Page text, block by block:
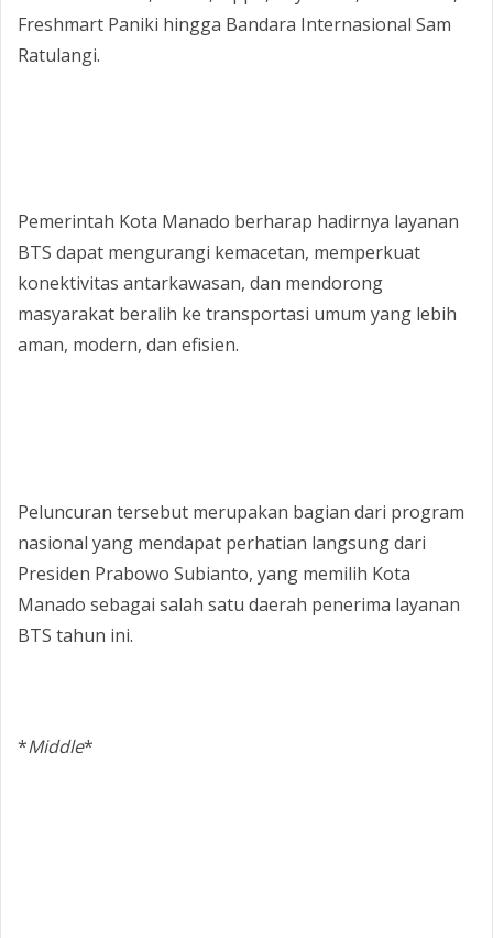
Freshmart Paniki hingga Bandara Internasional Sam
Ratulangi.
‎Pemerintah Kota Manado berharap hadirnya layanan
BTS dapat mengurangi kemacetan, memperkuat
konektivitas antarkawasan, dan mendorong
masyarakat beralih ke transportasi umum yang lebih
aman, modern, dan efisien.
‎Peluncuran tersebut merupakan bagian dari program
nasional yang mendapat perhatian langsung dari
Presiden Prabowo Subianto, yang memilih Kota
Manado sebagai salah satu daerah penerima layanan
BTS tahun ini.
‎*Middle*